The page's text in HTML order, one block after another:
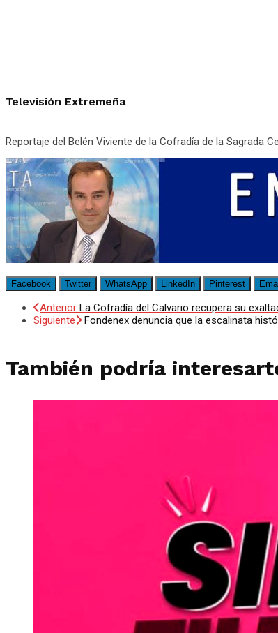
Televisión Extremeña
Reportaje del Belén Viviente de la Cofradía de la Sagrada
Facebook Twitter WhatsApp LinkedIn Pinterest
Anterior La Cofradía del Calvario recupera su
Siguiente
Fondenex denuncia que la escalinata
También podría